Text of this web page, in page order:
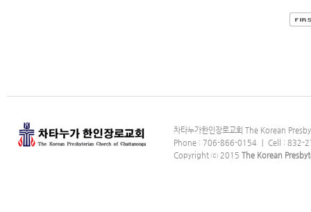
차타누가한인장로교회 The Korean
Phone : 706-866-0154 ｜ Cell : 832-
Copyright ⓒ 2015 The Korean